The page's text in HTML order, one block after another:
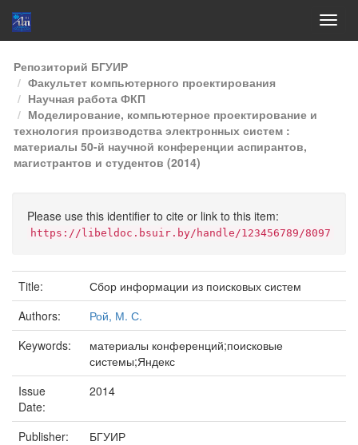
Skip
navigation
Репозиторий БГУИР
Факультет компьютерного проектирования
Научная работа ФКП
Моделирование, компьютерное проектирование и
технология производства электронных систем :
материалы 50-й научной конференции аспирантов,
магистрантов и студентов (2014)
Please use this identifier to cite or link to this item:
https://libeldoc.bsuir.by/handle/123456789/8097
Title:
Сбор информации из поисковых систем
Authors:
Рой, М. С.
Keywords:
материалы конференций;поисковые
системы;Яндекс
Issue
Date:
2014
Publisher:
БГУИР